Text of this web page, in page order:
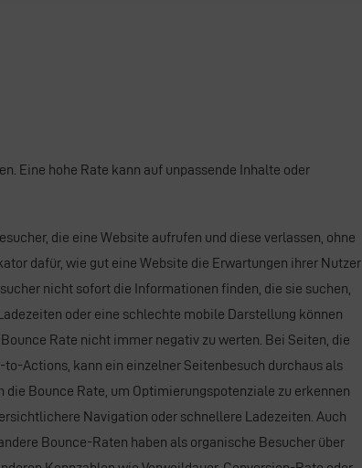
Eine hohe Rate kann auf unpassende Inhalte oder
die eine Website aufrufen und diese verlassen, ohne
dafür, wie gut eine Website die Erwartungen ihrer Nutzer
nicht sofort die Informationen finden, die sie suchen,
oder eine schlechte mobile Darstellung können
Rate nicht immer negativ zu werten. Bei Seiten, die
to-Actions, kann ein einzelner Seitenbesuch durchaus als
Bounce Rate, um Optimierungspotenziale zu erkennen
Navigation oder schnellere Ladezeiten. Auch
Bounce-Raten haben als organische Besucher über